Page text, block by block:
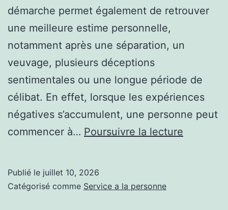
démarche permet également de retrouver
une meilleure estime personnelle,
notamment après une séparation, un
veuvage, plusieurs déceptions
sentimentales ou une longue période de
célibat. En effet, lorsque les expériences
négatives s’accumulent, une personne peut
commencer à… Poursuivre la lecture
Publié le juillet 10, 2026
Catégorisé comme Service a la personne